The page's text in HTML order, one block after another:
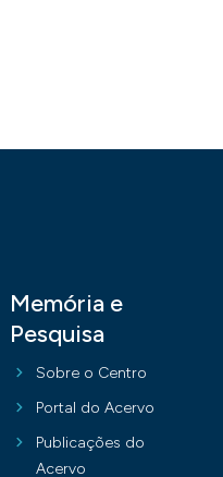
Memória e
Pesquisa
Sobre o Centro
Portal do Acervo
Publicações do
Acervo